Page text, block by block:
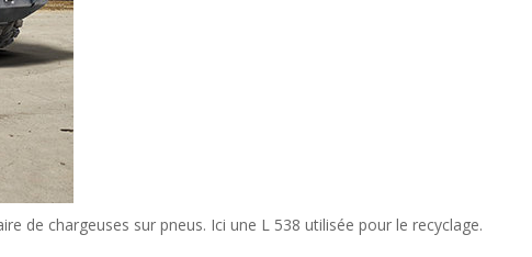
de chargeuses sur pneus. Ici une L 538 utilisée pour le recyclage.